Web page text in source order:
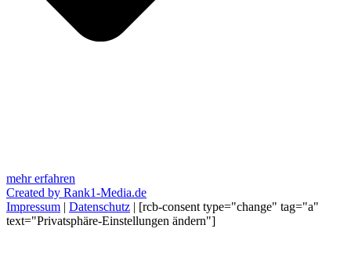
mehr erfahren
Created by Rank1-Media.de
Impressum | Datenschutz | [rcb-consent type="change" tag="a"
text="Privatsphäre-Einstellungen ändern"]